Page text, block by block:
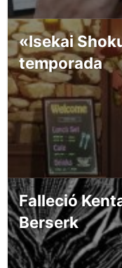
«Isekai
temporada
Falleció
Berserk